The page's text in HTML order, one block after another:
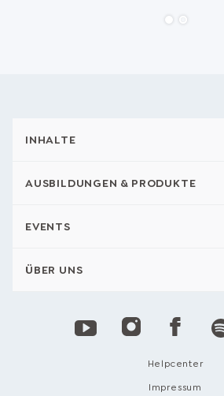
INHALTE
AUSBILDUNGEN & PRODUKTE
EVENTS
ÜBER UNS
Helpcenter
Impressum